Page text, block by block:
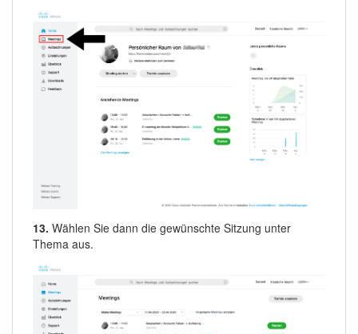
13. Wählen Sie dann die gewünschte Sitzung unter
Thema aus.